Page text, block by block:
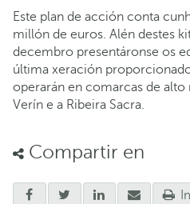
Este plan de acción conta
millón de euros. Alén destes
decembro presentáronse os
última xeración
operarán en comarcas de
Verín e a Ribeira Sacra.
Compartir en